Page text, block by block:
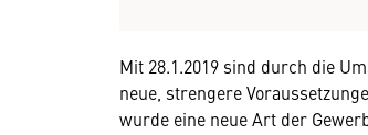
Mit 28.1.2019 sind durch die
neue, strengere
wurde eine neue Art der